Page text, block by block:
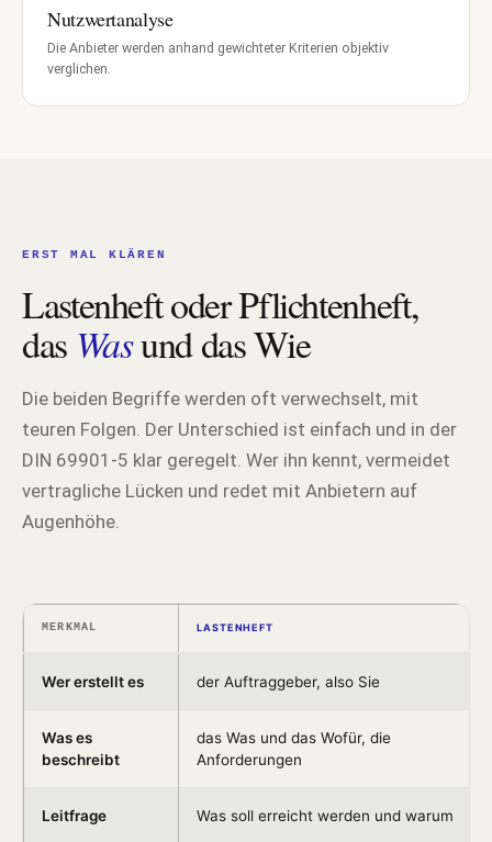
Nutzwertanalyse
Die Anbieter werden anhand gewichteter Kriterien objektiv
verglichen.
ERST MAL KLÄREN
Lastenheft oder Pflichtenheft,
das Wasund das Wie
Die beiden Begriffe werden oft verwechselt, mit
teuren Folgen. Der Unterschied ist einfach und in der
DIN 69901-5 klar geregelt. Wer ihn kennt, vermeidet
vertragliche Lücken und redet mit Anbietern auf
Augenhöhe.
MERKMAL LASTENHEFT
Wer erstellt es der Auftraggeber, also Sie
Was es
beschreibt
das Was und das Wofür, die
Anforderungen
Leitfrage Was soll erreicht werden und warum